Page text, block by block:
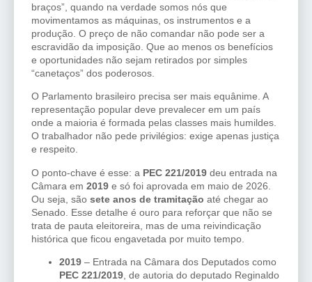
braços”, quando na verdade somos nós que
movimentamos as máquinas, os instrumentos e a
produção. O preço de não comandar não pode ser a
escravidão da imposição. Que ao menos os benefícios
e oportunidades não sejam retirados por simples
“canetaços” dos poderosos.
O Parlamento brasileiro precisa ser mais equânime. A
representação popular deve prevalecer em um país
onde a maioria é formada pelas classes mais humildes.
O trabalhador não pede privilégios: exige apenas justiça
e respeito.
O ponto-chave é esse: a PEC 221/2019 deu entrada na
Câmara em 2019 e só foi aprovada em maio de 2026.
Ou seja, são sete anos de tramitação até chegar ao
Senado. Esse detalhe é ouro para reforçar que não se
trata de pauta eleitoreira, mas de uma reivindicação
histórica que ficou engavetada por muito tempo.
2019 – Entrada na Câmara dos Deputados como
PEC 221/2019 , de autoria do deputado Reginaldo